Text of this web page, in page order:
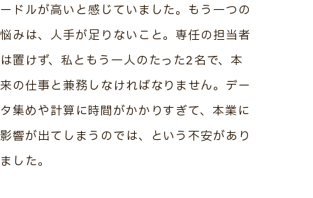
ードルが高いと感じていました。もう一つの
悩みは、人手が足りないこと。専任の担当者
は置けず、私ともう一人のたった2名で、本
来の仕事と兼務しなければなりません。デー
タ集めや計算に時間がかかりすぎて、本業に
影響が出てしまうのでは、という不安があり
ました。